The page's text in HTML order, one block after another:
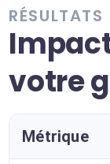
RÉSULTATS
votre
Métrique